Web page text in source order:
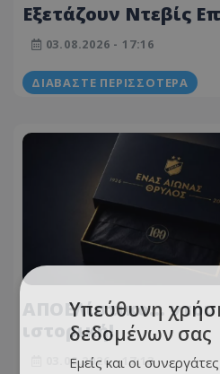
Εξετάζουν Ντεβίς
03.08.2026 - 17:16
ΔΙΑΒΆΣΤΕ ΠΕΡΙΣΣΌΤΕΡΑ
ΑΠΟΕΛίστικο... ντου
ιστορική!
03.08.2026 - 17:13
Υπεύθυνη
δεδομένων σας
Εμείς και οι